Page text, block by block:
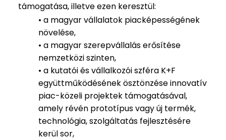
támogatása, illetve ezen keresztül:
• a magyar vállalatok piacképességének
növelése,
• a magyar szerepvállalás erősítése
nemzetközi szinten,
• a kutatói és vállalkozói szféra K+F
együttműködésének ösztönzése innovatív
piac-közeli projektek támogatásával,
amely révén prototípus vagy új termék,
technológia, szolgáltatás fejlesztésére
kerül sor,